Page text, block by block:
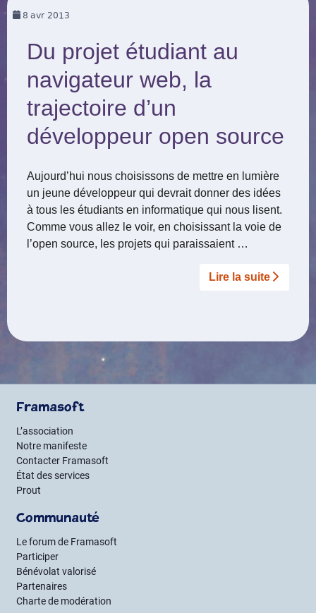
8 avr 2013
Du projet étudiant au
navigateur web, la
trajectoire d’un
développeur open source
Aujourd’hui nous choisissons de mettre en lumière
un jeune développeur qui devrait donner des idées
à tous les étudiants en informatique qui nous lisent.
Comme vous allez le voir, en choisissant la voie de
l’open source, les projets qui paraissaient …
Lire la suite­­
Framasoft
L’association
Notre manifeste
Contacter Framasoft
État des services
Prout
Communauté
Le forum de Framasoft
Participer
Bénévolat valorisé
Partenaires
Charte de modération